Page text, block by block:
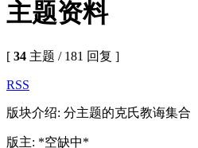
主题资料
[ 34 主题 / 181 回复 ]
RSS
版块介绍: 分主题的克氏教诲集合
版主: *空缺中*